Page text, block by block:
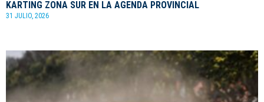
KARTING ZONA SUR EN LA AGENDA PROVINCIAL
31 JULIO, 2026